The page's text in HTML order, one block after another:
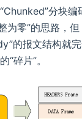
分块
为零”的思路，
的报文结构就
“碎片”。